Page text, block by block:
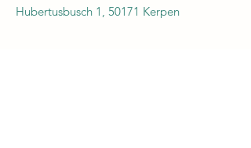
Hubertusbusch 1, 50171 Kerpen